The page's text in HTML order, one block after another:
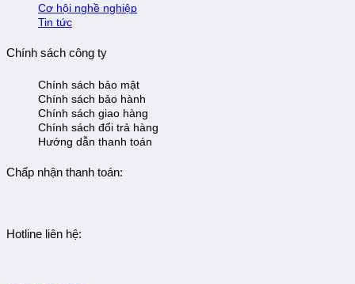
Cơ hội nghề nghiệp
Tin tức
Chính sách công ty
Chính sách bảo mật
Chính sách bảo hành
Chính sách giao hàng
Chính sách đổi trả hàng
Hướng dẫn thanh toán
Chấp nhận thanh toán:
Hotline liên hệ: